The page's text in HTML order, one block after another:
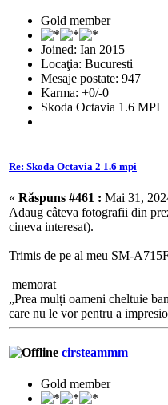
Gold member
Joined: Ian 2015
Locaţia: Bucuresti
Mesaje postate: 947
Karma: +0/-0
Skoda Octavia 1.6 MPI
Re: Skoda Octavia 2 1.6 mpi
« Răspuns #461 : Mai 31,
Adaug câteva fotografii din
cineva interesat).
Trimis de pe al meu SM-
memorat
„Prea mulți oameni cheltuie
care nu le vor pentru a
cirsteammm
Gold member